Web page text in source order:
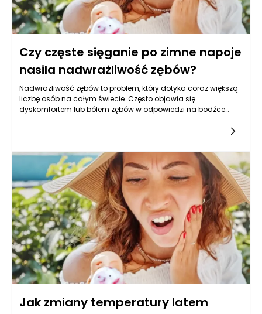
Czy częste sięganie po zimne napoje
nasila nadwrażliwość zębów?
Nadwrażliwość zębów to problem, który dotyka coraz większą
liczbę osób na całym świecie. Często objawia się
dyskomfortem lub bólem zębów w odpowiedzi na bodźce
dociekania na temat związku między spożywaniem zimnych
znaczeniu. Właściwie można zauważyć, że wiele osób, które
odczuwają dyskomfort, skarży się na dolegliwości związane z
zimnymi napojami. Czy zatem częste sięganie po zimne
napoje rzeczywiście może nasilać problem nadwrażliwości
zębów? Odpowiedź na to pytanie jest złożona i wymaga
zrozumienia kilku aspektów dotyczących budowy zębów, ich
reakcji na niskie temperatury oraz wpływu na nie różnych
substancji.
Jak zmiany temperatury latem